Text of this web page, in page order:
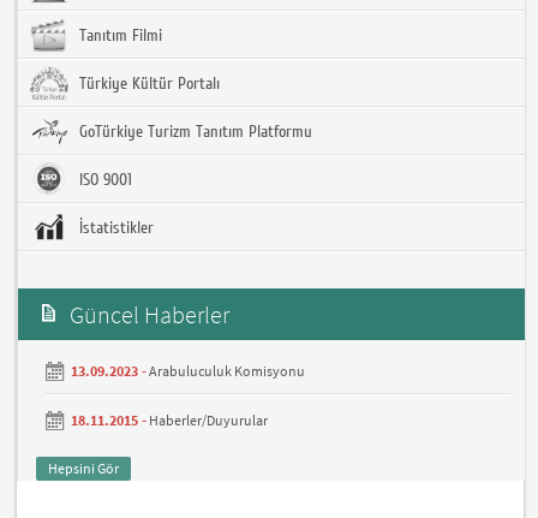
Tanıtım Filmi
Türkiye Kültür Portalı
GoTürkiye Turizm Tanıtım Platformu
ISO 9001
İstatistikler
Güncel Haberler
13.09.2023 -Arabuluculuk Komisyonu
18.11.2015 - Haberler/Duyurular
Hepsini Gör